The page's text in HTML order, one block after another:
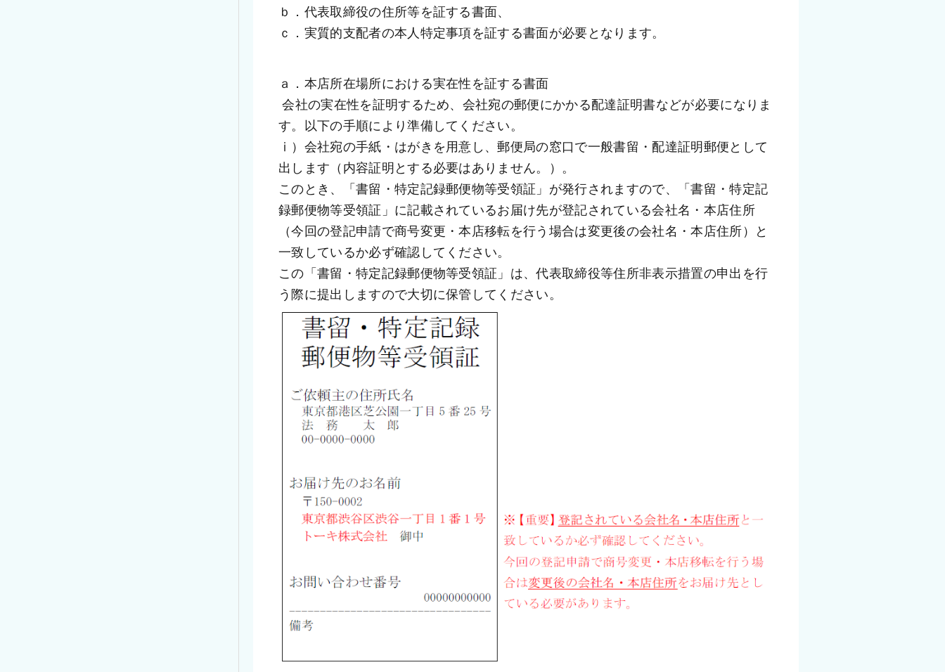
ｂ．代表取締役の住所等を証する書面、
ｃ．実質的支配者の本人特定事項を証する書面が必要となります。
ａ．本店所在場所における実在性を証する書面
会社の実在性を証明するため、会社宛の郵便にかかる配達証明書などが必要になりま
す。以下の手順により準備してください。
ⅰ）会社宛の手紙・はがきを用意し、郵便局の窓口で一般書留・配達証明郵便として
出します（内容証明とする必要はありません。）。
このとき、「書留・特定記録郵便物等受領証」が発行されますので、「書留・特定記
録郵便物等受領証」に記載されているお届け先が登記されている会社名・本店住所
（今回の登記申請で商号変更・本店移転を行う場合は変更後の会社名・本店住所）と
一致しているか必ず確認してください。
この「書留・特定記録郵便物等受領証」は、代表取締役等住所非表示措置の申出を行
う際に提出しますので大切に保管してください。